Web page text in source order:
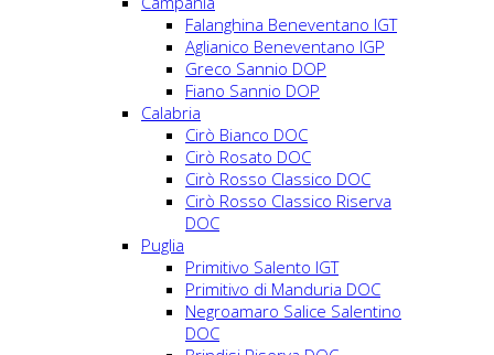
Falanghina Beneventano IGT
Aglianico Beneventano IGP
Greco Sannio DOP
Fiano Sannio DOP
Calabria
Cirò Bianco DOC
Cirò Rosato DOC
Cirò Rosso Classico DOC
Cirò Rosso Classico Riserva
DOC
Puglia
Primitivo Salento IGT
Primitivo di Manduria DOC
Negroamaro Salice Salentino
DOC